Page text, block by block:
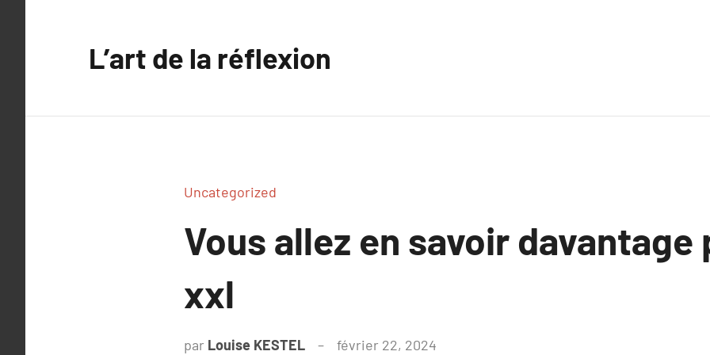
L’art de la réflexion
Uncategorized
Vous allez en savoir davantage
xxl
par Louise KESTEL février 22, 2024